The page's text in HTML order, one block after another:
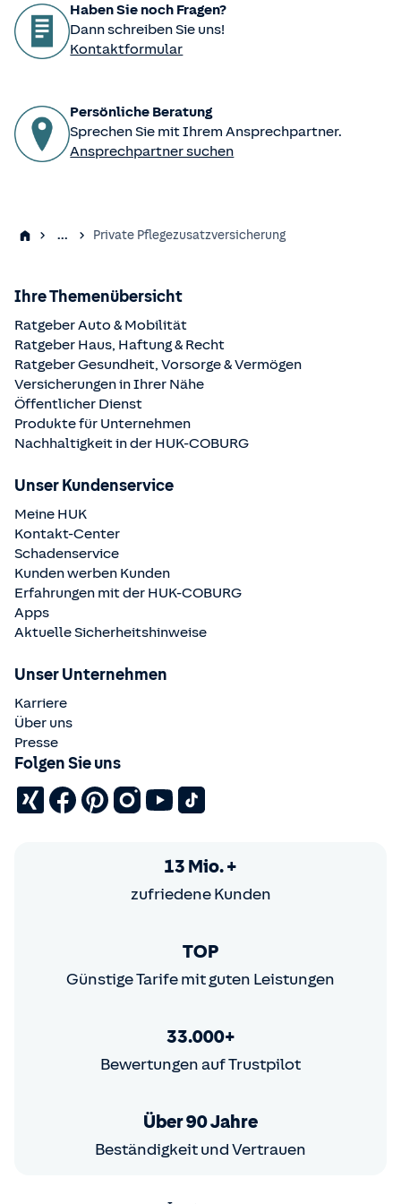
Haben Sie noch Fragen?
Dann schreiben Sie uns!
Kontaktformular
Persönliche Beratung
Sprechen Sie mit Ihrem Ansprechpartner.
Ansprechpartner suchen
... Private Pflegezusatzversicherung
Ihre Themenübersicht
Ratgeber Auto & Mobilität
Ratgeber Haus, Haftung & Recht
Ratgeber Gesundheit, Vorsorge & Vermögen
Versicherungen in Ihrer Nähe
Öffentlicher Dienst
Produkte für Unternehmen
Nachhaltigkeit in der HUK-COBURG
Unser Kundenservice
Meine HUK
Kontakt-Center
Schadenservice
Kunden werben Kunden
Erfahrungen mit der HUK-COBURG
Apps
Aktuelle Sicherheitshinweise
Unser Unternehmen
Karriere
Über uns
Presse
Folgen Sie uns
13 Mio. +
zufriedene Kunden
TOP
Günstige Tarife mit guten Leistungen
33.000+
Bewertungen auf Trustpilot
Über 90 Jahre
Beständigkeit und Vertrauen